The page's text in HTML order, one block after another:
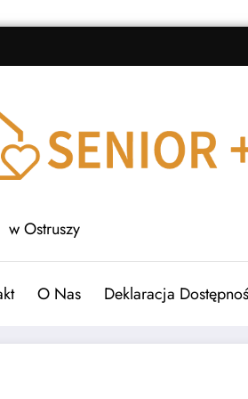
w Ostruszy
O Nas Deklaracja